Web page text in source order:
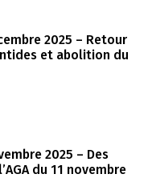
2025 – Retour
et abolition du
2025 – Des
du 11 novembre